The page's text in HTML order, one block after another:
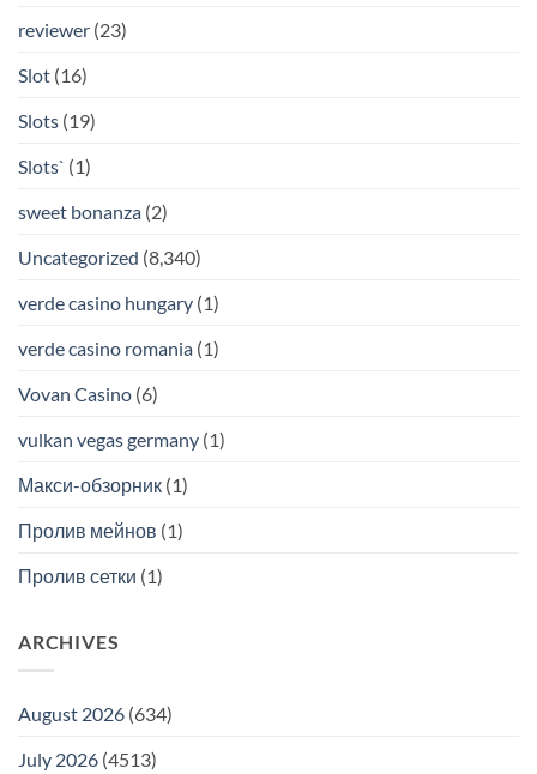
reviewer (23)
Slot (16)
Slots (19)
Slots` (1)
sweet bonanza (2)
Uncategorized (8,340)
verde casino hungary (1)
verde casino romania (1)
Vovan Casino (6)
vulkan vegas germany (1)
Макси-обзорник (1)
Пролив мейнов (1)
Пролив сетки (1)
ARCHIVES
August 2026 (634)
July 2026 (4513)